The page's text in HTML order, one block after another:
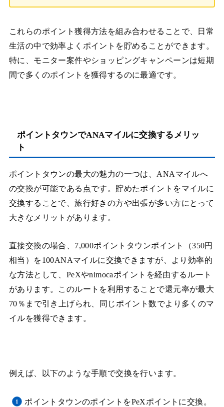
これらのポイント獲得方法を組み合わせることで、日常
生活の中で効率よくポイントを貯めることができます。
特に、モニター案件やショッピングキャンペーンは短期
間で多くのポイントを獲得するのに最適です。
ポイントタウンでANAマイルに交換するメリッ
ト
ポイントタウンの最大の魅力の一つは、ANAマイルへ
の交換が可能である点です。貯めたポイントをマイルに
交換することで、旅行好きの方や出張が多い方にとって
大きなメリットがあります。
直接交換の場合、7,000ポイントタウンポイント（350円
相当）を100ANAマイルに交換できますが、より効率的
な方法として、PeXやnimocaポイントを経由するルート
があります。このルートを利用することで還元率が最大
70％まで引き上げられ、同じポイント数でより多くのマ
イルを獲得できます。
例えば、以下のような手順で交換を行います。
ポイントタウンのポイントをPeXポイントに交換。